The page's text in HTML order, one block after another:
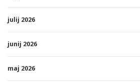
julij 2026
junij 2026
maj 2026